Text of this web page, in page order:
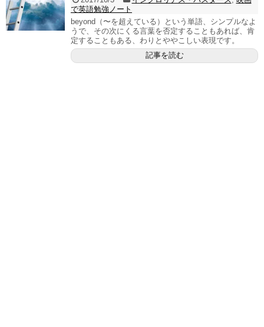
で英語勉強ノート
beyond（〜を超えている）という単語、シンプルなよ
うで、その次にくる言葉を否定することもあれば、肯
定することもある、わりとややこしい表現です。
記事を読む